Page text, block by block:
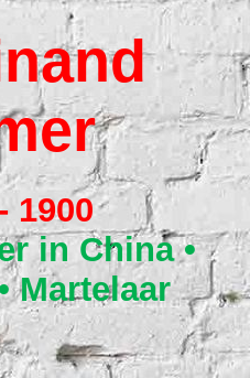
nd
1900
in China •
Martelaar